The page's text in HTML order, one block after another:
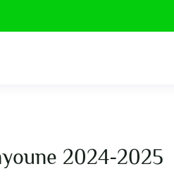
2024-2025